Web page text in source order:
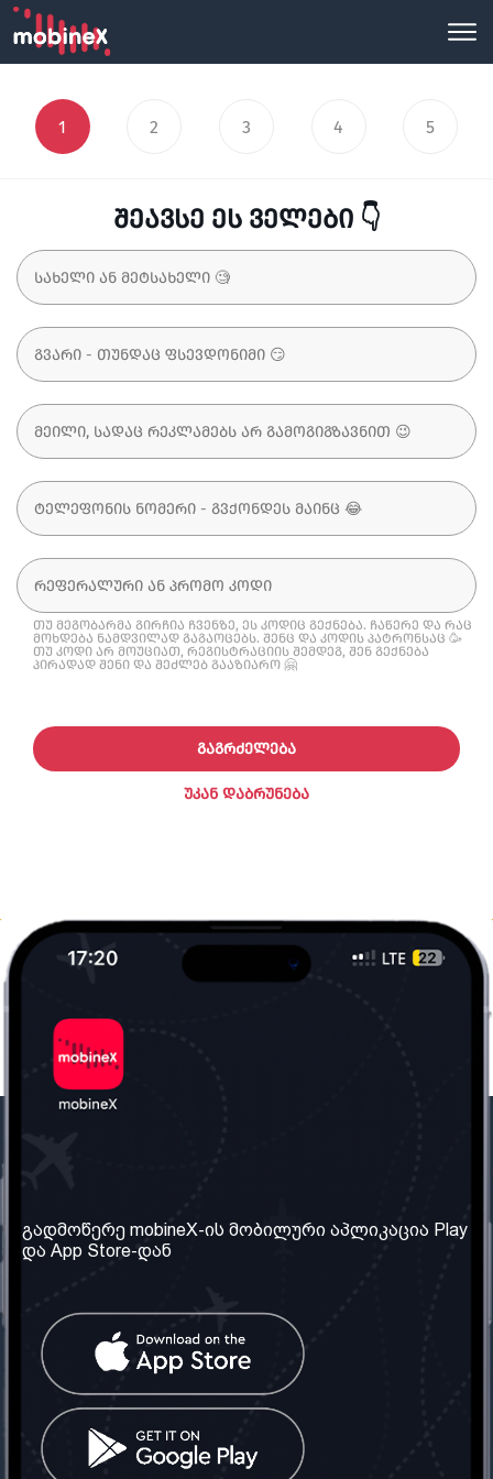
1 2 3 4 5
შეავსე ეს ველები 👇
თუ მეგობარმა გირჩია ჩვენზე, ეს კოდიც გექნება. ჩაწერე და რაც
მოხდება ნამდვილად გაგაოცებს. შენც და კოდის პატრონსაც 🥳
თუ კოდი არ მოუციათ, რეგისტრაციის შემდეგ, შენ გექნება
პირადად შენი და შეძლებ გააზიარო 🤗
ᲣᲙᲐᲜ ᲓᲐᲑᲠᲣᲜᲔᲑᲐ
ᲒᲐᲒᲠᲫᲔᲚᲔᲑᲐ
ჩვენ შესახებ
ჩვენი სერვისები
წესები და პირობები
კითხვები
კონტაქტი
საქართველო: თბილისი
ტელ: 032 2 04 00 50
სოციალური ქსელი
გადმოწერე mobineX-ის მობილური აპლიკაცია Play
და App Store-დან